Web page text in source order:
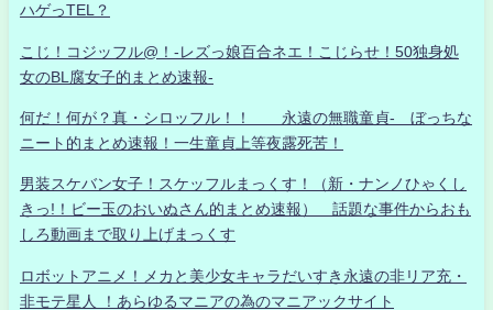
ハゲっTEL？
こじ！コジッフル@！-レズっ娘百合ネエ！こじらせ！50独身処
女のBL腐女子的まとめ速報-
何だ！何が？真・シロッフル！！ 永遠の無職童貞- ぼっちな
ニート的まとめ速報！一生童貞上等夜露死苦！
男装スケバン女子！スケッフルまっくす！（新・ナンノひゃくし
きっ!！ビー玉のおいぬさん的まとめ速報） 話題な事件からおも
しろ動画まで取り上げまっくす
ロボットアニメ！メカと美少女キャラだいすき永遠の非リア充・
非モテ星人 ！あらゆるマニアの為のマニアックサイト